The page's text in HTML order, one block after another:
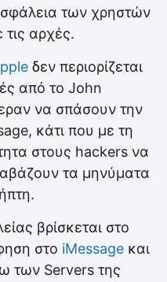
των χρηστών
τις αρχές.
δεν περιορίζεται
από το John
να σπάσουν την
κάτι που με τη
στους hackers να
τα μηνύματα
βρίσκεται στο
στο iMessage και
των Servers της